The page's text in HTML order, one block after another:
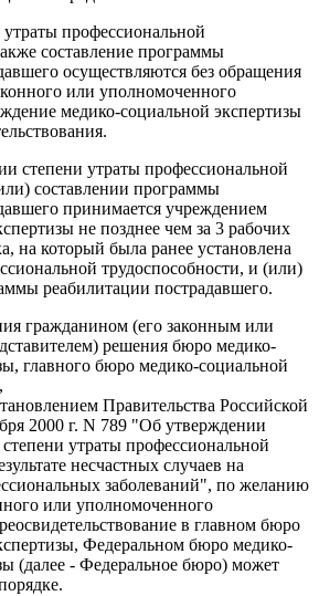
профессиональной
составление программы
осуществляются без обращения
или уполномоченного
медико-социальной экспертизы
степени утраты профессиональной
составлении программы
принимается учреждением
не позднее чем за 3 рабочих
на который была ранее установлена
трудоспособности, и (или)
реабилитации пострадавшего.
гражданином (его законным или
решения бюро медико-
главного бюро медико-социальной
Правительства Российской
2000 г. N 789 "Об утверждении
утраты профессиональной
несчастных случаев на
заболеваний", по желанию
или уполномоченного
в главном бюро
Федеральном бюро медико-
(далее - Федеральное бюро) может